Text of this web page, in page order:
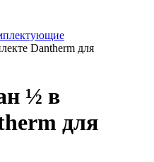
Dantherm для
½ в
для